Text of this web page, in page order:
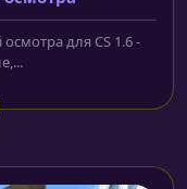
для CS 1.6 -